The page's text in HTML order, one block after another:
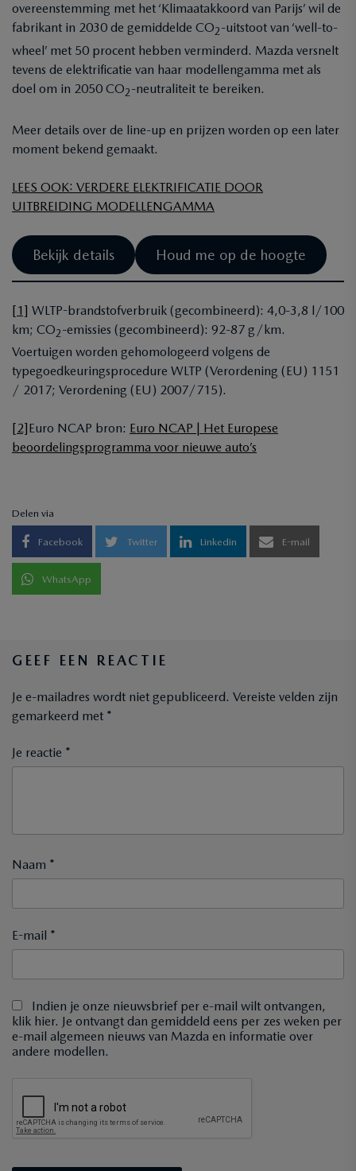
overeenstemming met het ‘Klimaatakkoord van Parijs’ wil de
fabrikant in 2030 de gemiddelde CO2-uitstoot van ‘well-to-
wheel’ met 50 procent hebben verminderd. Mazda versnelt
tevens de elektrificatie van haar modellengamma met als
doel om in 2050 CO2-neutraliteit te bereiken.
Meer details over de line-up en prijzen worden op een later
moment bekend gemaakt.
LEES OOK: VERDERE ELEKTRIFICATIE DOOR
UITBREIDING MODELLENGAMMA
Bekijk details Houd me op de hoogte
[1] WLTP-brandstofverbruik (gecombineerd): 4,0-3,8 l/100
km; CO2-emissies (gecombineerd): 92-87 g/km.
Voertuigen worden gehomologeerd volgens de
typegoedkeuringsprocedure WLTP (Verordening (EU) 1151
/ 2017; Verordening (EU) 2007/715).
[2]Euro NCAP bron: Euro NCAP | Het Europese
beoordelingsprogramma voor nieuwe auto’s
Delen via
Facebook Twitter Linkedin E-mail
WhatsApp
GEEF EEN REACTIE
Je e-mailadres wordt niet gepubliceerd. Vereiste velden zijn
gemarkeerd met *
Je reactie *
Naam *
E-mail *
Indien je onze nieuwsbrief per e-mail wilt ontvangen,
klik hier. Je ontvangt dan gemiddeld eens per zes weken per
e-mail algemeen nieuws van Mazda en informatie over
andere modellen.